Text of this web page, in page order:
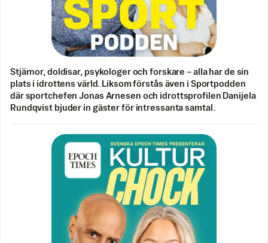
Stjärnor, doldisar, psykologer och forskare – alla har de sin
plats i idrottens värld. Liksom förstås även i Sportpodden
där sportchefen Jonas Arnesen och idrottsprofilen Danijela
Rundqvist bjuder in gäster för intressanta samtal.